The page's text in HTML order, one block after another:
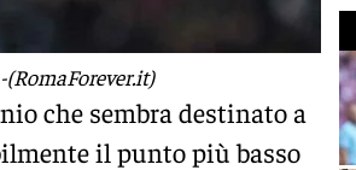
che sembra destinato a
il punto più basso